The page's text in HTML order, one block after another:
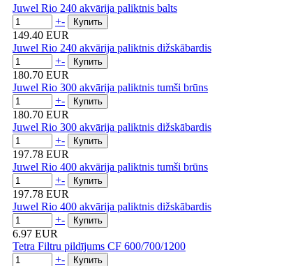
Juwel Rio 240 akvārija paliktnis balts
+-
149.40 EUR
Juwel Rio 240 akvārija paliktnis dižskābardis
+-
180.70 EUR
Juwel Rio 300 akvārija paliktnis tumši brūns
+-
180.70 EUR
Juwel Rio 300 akvārija paliktnis dižskābardis
+-
197.78 EUR
Juwel Rio 400 akvārija paliktnis tumši brūns
+-
197.78 EUR
Juwel Rio 400 akvārija paliktnis dižskābardis
+-
6.97 EUR
Tetra Filtru pildījums CF 600/700/1200
+-